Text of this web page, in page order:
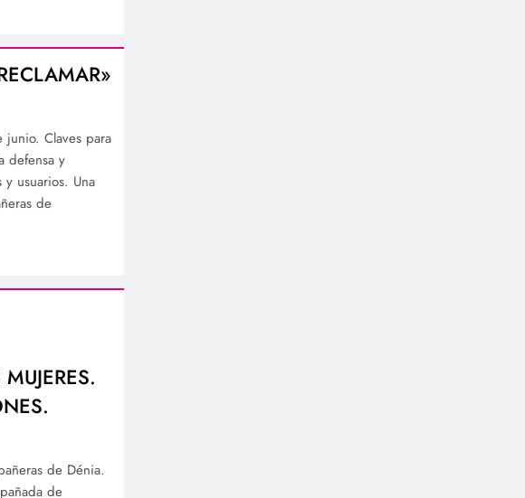
junio. Claves para
defensa y
usuarios. Una
de
de Dénia.
de